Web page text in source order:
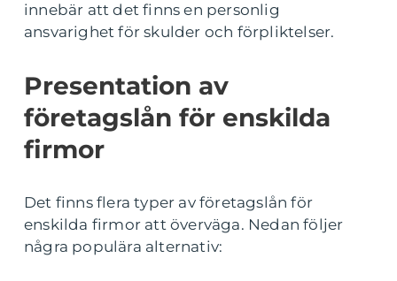
innebär att det finns en personlig
ansvarighet för skulder och förpliktelser.
Presentation av
företagslån för enskilda
firmor
Det finns flera typer av företagslån för
enskilda firmor att överväga. Nedan följer
några populära alternativ: